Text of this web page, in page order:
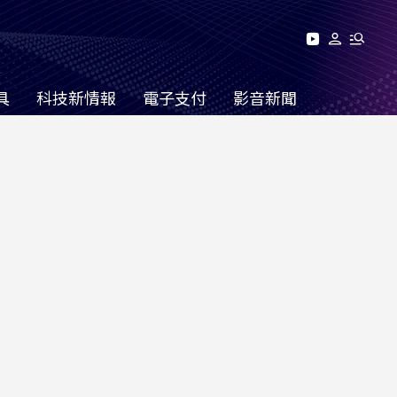
科技新情報 電子支付 影音新聞